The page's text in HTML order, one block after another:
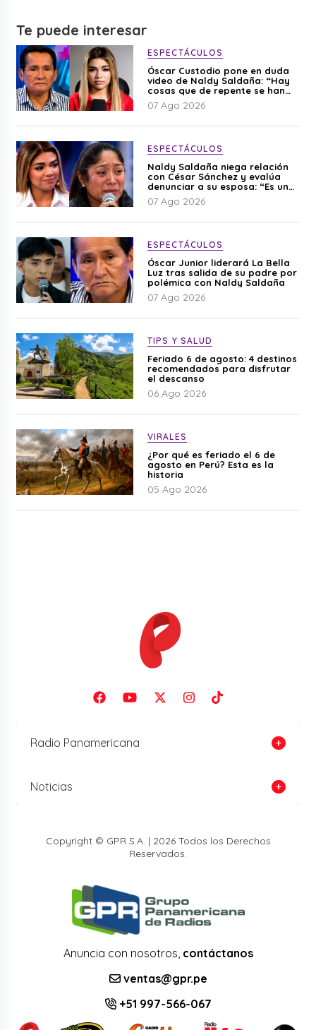
Te puede interesar
ESPECTÁCULOS
Óscar Custodio pone en duda
video de Naldy Saldaña: “Hay
cosas que de repente se han
editado”
07 Ago 2026
ESPECTÁCULOS
Naldy Saldaña niega relación
con César Sánchez y evalúa
denunciar a su esposa: “Es una
difamación”
07 Ago 2026
ESPECTÁCULOS
Óscar Junior liderará La Bella
Luz tras salida de su padre por
polémica con Naldy Saldaña
07 Ago 2026
TIPS Y SALUD
Feriado 6 de agosto: 4 destinos
recomendados para disfrutar
el descanso
06 Ago 2026
VIRALES
¿Por qué es feriado el 6 de
agosto en Perú? Esta es la
historia
05 Ago 2026
Radio Panamericana
Noticias
Copyright © GPR S.A. | 2026 Todos los Derechos
Reservados.
Anuncia con nosotros, contáctanos
ventas@gpr.pe
+51 997-566-067